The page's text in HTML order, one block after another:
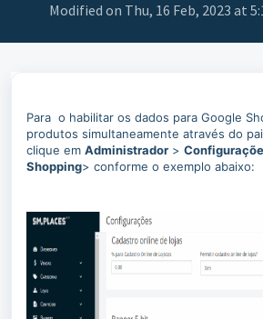
Modified on Thu, 16 Feb, 2023 at
Para o habilitar os dados para Google
produtos simultaneamente através do
clique em Administrador >
Shopping> conforme o exemplo abaixo: